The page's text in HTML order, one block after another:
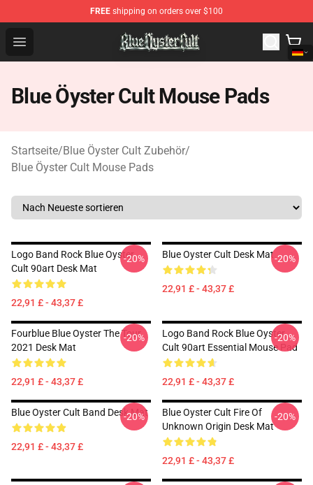
FREE shipping on orders over $100
Open menu
Blue Öyster Cult Store - Official Blue Öyster Cult
Blue Öyster Cult Mouse Pads
Startseite/Blue Öyster Cult Zubehör/
Blue Öyster Cult Mouse Pads
Logo Band Rock Blue Oyster
Cult 90art Desk Mat
22,91 £ - 43,37 £
-20% Blue Oyster Cult Desk Mat
22,91 £ - 43,37 £
-20%
Fourblue Blue Oyster The Tour
2021 Desk Mat
22,91 £ - 43,37 £
-20%
Logo Band Rock Blue Oyster
Cult 90art Essential Mouse Pad
22,91 £ - 43,37 £
-20%
Blue Oyster Cult Band Desk Mat
22,91 £ - 43,37 £
-20%
Blue Oyster Cult Fire Of
Unknown Origin Desk Mat
22,91 £ - 43,37 £
-20%